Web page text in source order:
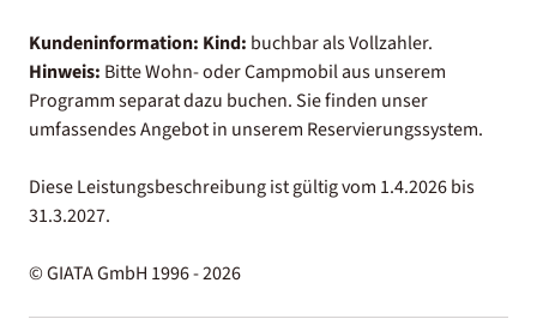
Kundeninformation: Kind: buchbar als Vollzahler.
Hinweis: Bitte Wohn- oder Campmobil aus unserem
Programm separat dazu buchen. Sie finden unser
umfassendes Angebot in unserem Reservierungssystem.
Diese Leistungsbeschreibung ist gültig vom 1.4.2026 bis
31.3.2027.
© GIATA GmbH 1996 - 2026